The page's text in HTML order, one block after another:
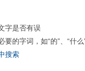
字是否有误
的字词，如“的”、“什么
搜索